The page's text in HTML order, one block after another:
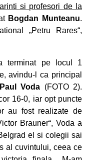
pânzele sus
Fudokan
de juniori
Campionatele
viteză
de aur la
si profesori de la
Bogdan Munteanu.
„Petru Rares“,
terminat pe locul 1
avindu-l ca principal
Paul Voda (FOTO 2).
16-0, iar opt puncte
au fost realizate de
Brauner“, Voda a
el si colegii sai
al cuvintului, ceea ce